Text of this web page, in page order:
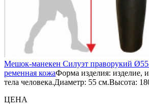
Мешок-манекен Силуэт праворукий
ременная кожаФорма изделия: изделие,
тела человека.Диаметр: 55 см.Высота:
ЦЕНА